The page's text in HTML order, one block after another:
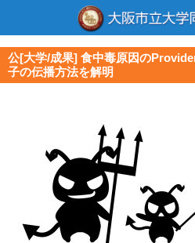
公[大学/成果] 食中毒原因の
子の伝播方法を解明